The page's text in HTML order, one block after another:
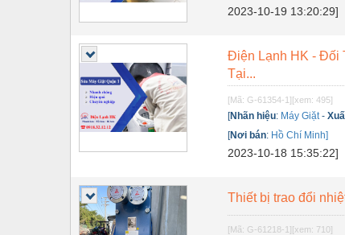
Nâng hạ - Trang thiết bị
Nội - Ngoại thất - văn phòng
Nồi hơi - Trang thiết bị
Nông nghiệp - Thiết bị
Phốt cơ khí
Sắt, thép, inox các loại
2023-10-19 13:20:29]
Điện Lạnh HK - Đối
Tại...
[Mã: G-61354-1][xem: 495]
[Nhãn hiệu: Máy Giặt -
[Nơi bán: Hồ Chí Minh]
2023-10-18 15:35:22]
Thiết bị trao đổi
[Mã: G-61218-1][xem: 710]